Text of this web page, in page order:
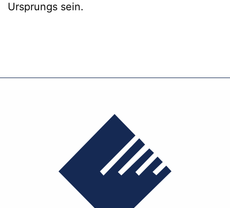
Ursprungs sein.